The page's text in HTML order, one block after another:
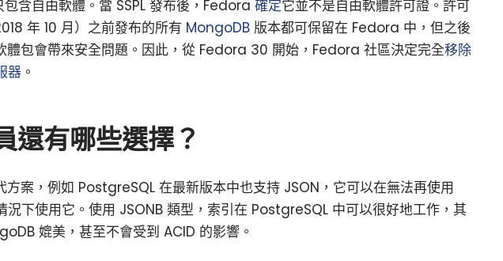
含自由軟體。當 SSPL 發布後，Fedora 確定它並不是自由軟體許可證。許可
年 10 月）之前發布的所有 MongoDB 版本都可保留在 Fedora 中，但之後
體包會帶來安全問題。因此，從 Fedora 30 開始，Fedora 社區決定完全移除
器 。
還有哪些選擇？
方案，例如 PostgreSQL 在最新版本中也支持 JSON，它可以在無法再使用
下使用它。使用 JSONB 類型，索引在 PostgreSQL 中可以很好地工作，其
媲美，甚至不會受到 ACID 的影響。